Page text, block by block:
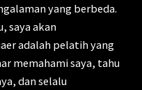
yang berbeda.
saya akan
adalah pelatih yang
memahami saya, tahu
dan selalu